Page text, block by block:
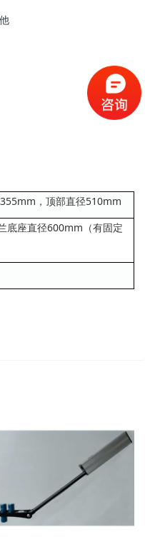
，顶部直径510mm
底座直径600mm（有固定